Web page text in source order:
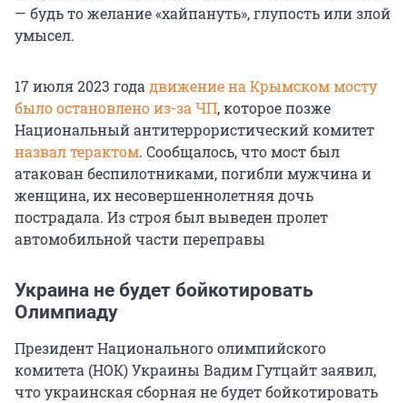
— будь то желание «хайпануть», глупость или злой
умысел.
17 июля 2023 годадвижение на Крымском мосту
было остановлено из-за ЧП, которое позже
Национальный антитеррористический комитет
назвал терактом. Сообщалось, что мост был
атакован беспилотниками, погибли мужчина и
женщина, их несовершеннолетняя дочь
пострадала. Из строя был выведен пролет
автомобильной части переправы
Украина не будет бойкотировать
Олимпиаду
Президент Национального олимпийского
комитета (НОК) Украины Вадим Гутцайт заявил,
что украинская сборная не будет бойкотировать